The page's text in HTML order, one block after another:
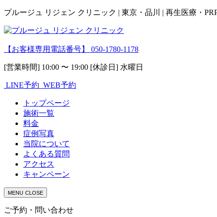
プルージュ リジェン クリニック | 東京・品川 | 再生医療・
【お客様専用電話番号】 050-1780-1178
[営業時間] 10:00 〜 19:00 [休診日] 水曜日
LINE予約 WEB予約
トップページ
施術一覧
料金
症例写真
当院について
よくある質問
アクセス
キャンペーン
MENU CLOSE
ご予約・問い合わせ